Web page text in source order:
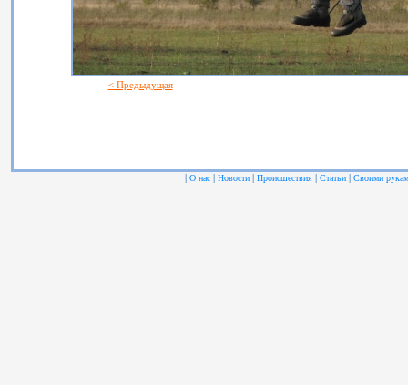
< Предыдущая
| О нас | Новости | Происшествия | Статьи | Своими